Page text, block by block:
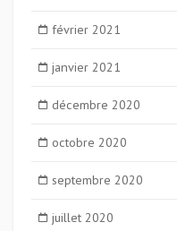
février 2021
janvier 2021
décembre 2020
octobre 2020
septembre 2020
juillet 2020